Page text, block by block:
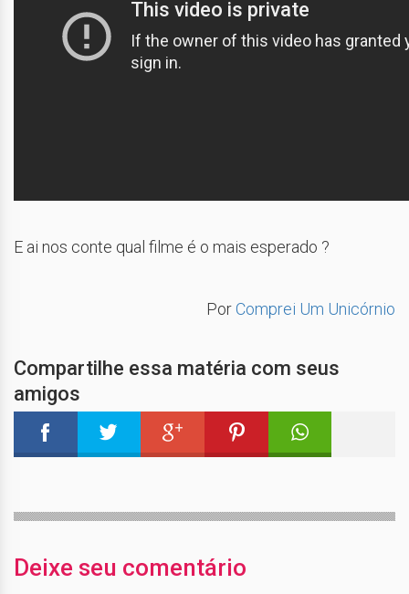
E ai nos conte qual filme é o mais esperado ?
Por Comprei Um Unicórnio
Compartilhe essa matéria com seus
amigos
Deixe seu comentário